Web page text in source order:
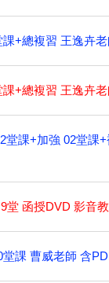
+總複習 王逸卉
+總複習 王逸卉
課+加強 02堂課
堂 函授DVD 影音
課 曹威老師 含